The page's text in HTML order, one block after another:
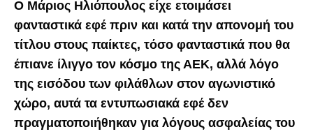
O Μάριος Ηλιόπουλος είχε ετοιμάσει
φανταστικά εφέ πριν και κατά την απονομή του
τίτλου στους παίκτες, τόσο φανταστικά που θα
έπιανε ίλιγγο τον κόσμο της ΑΕΚ, αλλά λόγο
της εισόδου των φιλάθλων στον αγωνιστικό
χώρο, αυτά τα εντυπωσιακά εφέ δεν
πραγματοποιήθηκαν για λόγους ασφαλείας του